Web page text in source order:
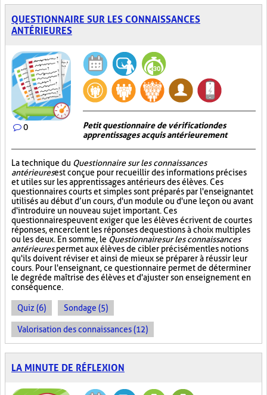
QUESTIONNAIRE SUR LES CONNAISSANCES
ANTÉRIEURES
0
Petit questionnaire de vérification des
apprentissages acquis antérieurement
La technique du Questionnaire sur les connaissances
antérieuresest conçue pour recueillir des informations précises
et utiles sur les apprentissages antérieurs des élèves. Ces
questionnaires courts et simples sont préparés par l'enseignant et
utilisés au début d’un cours, d'un module ou d'une leçon ou avant
d'introduire un nouveau sujet important. Ces
questionnaires peuvent exiger que les élèves écrivent de courtes
réponses, encerclent les réponses de questions à choix multiples
ou les deux. En somme, le Questionnaire sur les connaissances
antérieurespermet aux élèves de cibler précisément les notions
qu'ils doivent réviser et ainsi de mieux se préparer à réussir leur
cours. Pour l'enseignant, ce questionnaire permet de déterminer
le degré de maîtrise des élèves et d'ajuster son enseignement en
conséquence.
Quiz (6) Sondage (5)
Valorisation des connaissances (12)
LA MINUTE DE RÉFLEXION